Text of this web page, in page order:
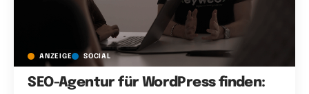
ANZEIGE SOCIAL
SEO-Agentur für WordPress finden: